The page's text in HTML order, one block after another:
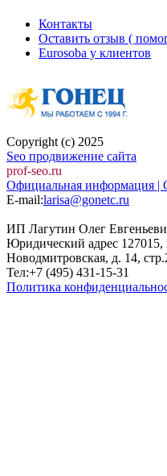
Контакты
Оставить отзыв (
Eurosoba у клиентов
Copyright (c) 2025
Seo продвижение сайта
prof-seo.ru
Официальная информация |
E-mail:larisa@gonetc.ru
ИП Лагутин Олег
Юридический адрес 127015,
Новодмитровская, д. 14,
Тел:+7 (495) 431-15-31
Политика